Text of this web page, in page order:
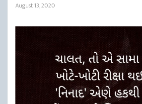
August 13, 2020